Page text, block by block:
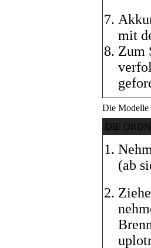
mit
Zum
Die Modelle
DIE
(ab